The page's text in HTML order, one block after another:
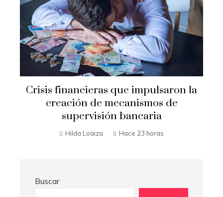
Cómo la economía azul puede
transformar la economía nacional de
Belice
Hilda Loaiza Hace 3 días
Buscar